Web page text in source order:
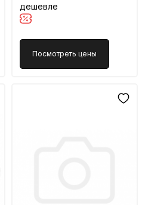
дешевле
Посмотреть цены